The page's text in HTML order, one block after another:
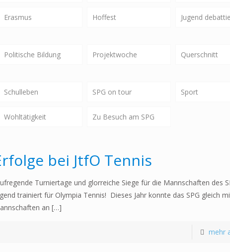
Erasmus Hoffest Jugend
Politische Bildung Projektwoche Querschnitt
Schulleben SPG on tour Sport
Wohltätigkeit Zu Besuch am SPG
bei JtfO Tennis
Turniertage und glorreiche Siege für die Mannschaften des
trainiert für Olympia Tennis! Dieses Jahr konnte das SPG gleich
an […]
mehr